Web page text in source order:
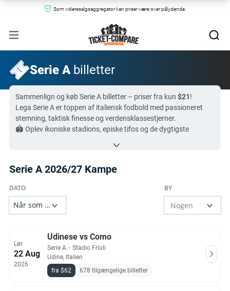
Som videresalgsaggregator kan priser være over pålydende.
Serie Abilletter
Sammenlign og køb Serie A billetter – priser fra kun $21!
Lega Serie A er toppen af italiensk fodbold med passioneret
stemning, taktisk finesse og verdensklassestjerner.
🏟️ Oplev ikoniske stadions, episke tifos og de dygtigste
Vi sammenligner billetter på tværs af de mest betroede
Alle sælgere giver 100% garanti, så du skal bare fokusere på
kampen!
Alle Serie A billetter på Ticket-Compare.com er ægte og
kommer fra forhåndsgodkendte sælgere, der tilbyder 100%
garanti.
Serie A 2026/27 Kampe
Lør
22 Aug
2026
Udinese vs Como
Serie A ・ Stadio Friuli
Udine, Italien
fra $62
678 tilgængelige billetter